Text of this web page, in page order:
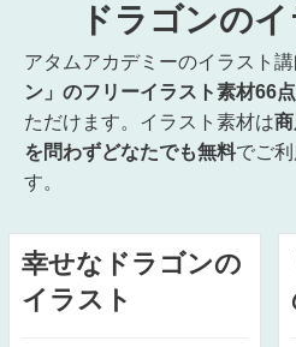
ドラゴンの
アタムアカデミーのイラスト
ン」のフリーイラスト素材66
ただけます。イラスト素材は
を問わずどなたでも無料でご
す。
幸せなドラゴンの
イラスト